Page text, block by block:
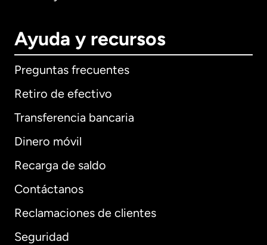
Ayuda y recursos
Preguntas frecuentes
Retiro de efectivo
Transferencia bancaria
Dinero móvil
Recarga de saldo
Contáctanos
Reclamaciones de clientes
Seguridad